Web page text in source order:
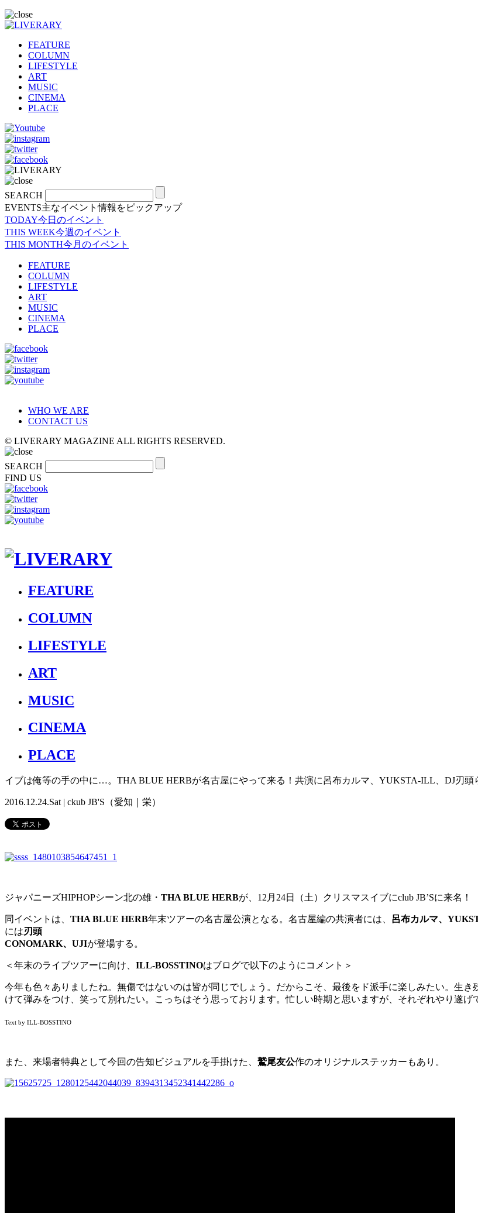
FEATURE
COLUMN
LIFESTYLE
ART
MUSIC
CINEMA
PLACE
SEARCH
EVENTS主なイベント情報をピックアップ
TODAY今日のイベント
THIS WEEK今週のイベント
THIS MONTH今月のイベント
FEATURE
COLUMN
LIFESTYLE
ART
MUSIC
CINEMA
PLACE
WHO WE ARE
CONTACT US
© LIVERARY MAGAZINE ALL RIGHTS RESERVED.
SEARCH
FIND US
FEATURE
COLUMN
LIFESTYLE
ART
MUSIC
CINEMA
PLACE
イブは俺等の手の中に…。THA BLUE HERBが名古屋にやって来る！共演に呂布カルマ、YUKSTA-ILL、DJ刃頭
2016.12.24.Sat | ckub JB'S（愛知｜栄）
ジャパニーズHIPHOPシーン北の雄・ THA BLUE HERBが、12月24日（土）クリスマスイブにclub JB’Sに来名！
同イベントは、 THA BLUE HERB年末ツアーの名古屋公演となる。名古屋編の共演者には、 呂布カルマ、
には刃頭
CONOMARK、UJIが登場する。
＜年末のライブツアーに向け、 ILL-BOSSTINOはブログで以下のようにコメント＞
今年も色々ありましたね。無傷ではないのは皆が同じでしょう。だからこそ、最後をド派手に楽しみたい。生
けて弾みをつけ、笑って別れたい。こっちはそう思っております。忙しい時期と思いますが、それぞれやり遂
Text by ILL-BOSSTINO
また、来場者特典として今回の告知ビジュアルを手掛けた、 鷲尾友公作のオリジナルステッカーもあり。